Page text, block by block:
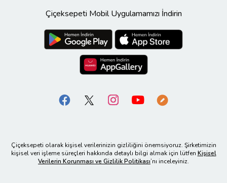
Çiçeksepeti Mobil Uygulamamızı İndirin
Çiçeksepeti olarak kişisel verilerinizin gizliliğini önemsiyoruz. Şirketimizin
kişisel veri işleme süreçleri hakkında detaylı bilgi almak için lütfen Kişisel
Verilerin Korunması ve Gizlilik Politikası’nı inceleyiniz.